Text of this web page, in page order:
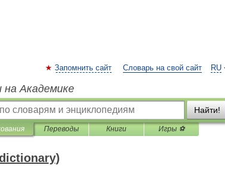
RU
Запомнить сайт Словарь на свой сайт
на Академике
Найти!
Переводы Книги Игры ⚽